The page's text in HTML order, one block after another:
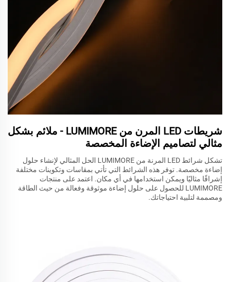
شريطات LED المرن من LUMIMORE - ملائم بشكل
مثالي لتصاميم الإضاءة المخصصة
تشكل شرائط LED المرنة من LUMIMORE الحل المثالي لإنشاء حلول
إضاءة مخصصة. توفر هذه الشرائط التي تأتي بمقاسات وتكوينات مختلفة
إشراقًا مثاليًا ويمكن استخدامها في أي مكان. اعتمد على منتجات
LUMIMORE للحصول على حلول إضاءة موثوقة وفعالة من حيث الطاقة
ومصممة لتلبية احتياجاتك.